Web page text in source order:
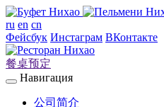
ru en cn
Фейсбук Инстаграм ВКонтакте
餐桌预定
Навигация
公司简介